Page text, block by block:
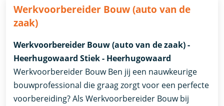
Werkvoorbereider Bouw (auto van de
zaak)
Werkvoorbereider Bouw (auto van de zaak) -
Heerhugowaard Stiek - Heerhugowaard
Werkvoorbereider Bouw Ben jij een nauwkeurige
bouwprofessional die graag zorgt voor een perfecte
voorbereiding? Als Werkvoorbereider Bouw bij